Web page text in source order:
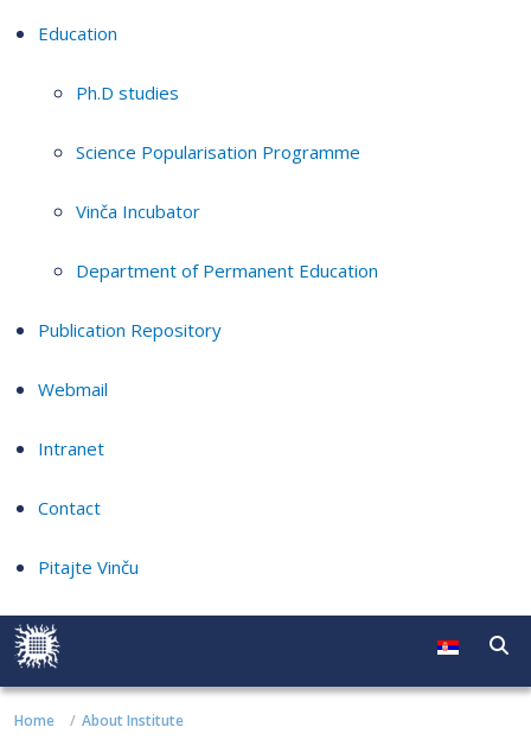
Education
Ph.D studies
Science Popularisation Programme
Vinča Incubator
Department of Permanent Education
Publication Repository
Webmail
Intranet
Contact
Pitajte Vinču
Home About Institute